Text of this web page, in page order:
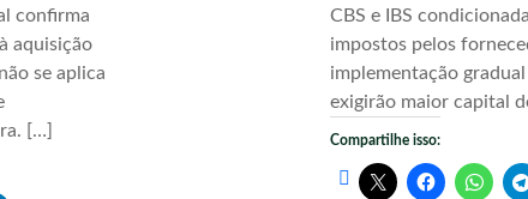
confirma
aquisição
se aplica
[…]
CBS e IBS
impostos pelos
implementação
exigirão maior capital
Compartilhe isso: